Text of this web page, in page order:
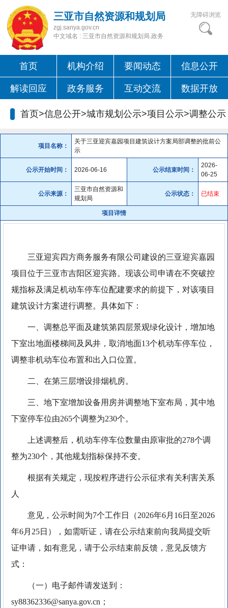
三亚市自然资源和规划局
zgj.sanya.gov.cn
中文域名 : 三亚市自然资源和规划局.政务
无障碍浏览
首页 机构介绍 要闻动态 信息公开
解读回应 政务服务 互动交流 数据开放
首页>信息公开>城市规划公示>项目公示>调整公示
项目名称：
关于三亚迎宾嘉园项目建筑设计方案局部调整的批前公
示
公示开始时间： 2026-06-16 公示结束时间：
2026-
06-25
公示来源：
三亚市自然资源和
规划局
公示状态： 已结束
项目详情
三亚迎宾四方商务服务有限公司建设的三亚迎宾嘉园
项目位于三亚市吉阳区迎宾路。现该公司申请在不突破控
规指标及满足机动车停车位配建要求的前提下，对该项目
建筑设计方案进行调整。具体如下：
一、调整总平面及建筑第四层景观绿化设计，增加地
下室出地面楼梯间及风井，取消地面13个机动车停车位，
调整非机动车位布置和出入口位置。
二、在第三层增设排烟机房。
三、地下室增加设备用房并调整地下室布局，其中地
下室停车位由265个调整为230个。
上述调整后，机动车停车位数量由原审批的278个调
整为230个，其他规划指标保持不变。
根据有关规定，现按程序进行公示征求有关利害关系
人
意见，公示时间为7个工作日（2026年6月16日至2026
年6月25日），如需听证，请在公示结束前向我局提交听
证申请，如有意见，请于公示结束前反馈，意见反馈方
式：
（一）电子邮件请发送到：
sy88362336@sanya.gov.cn；